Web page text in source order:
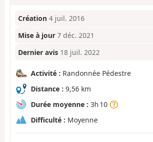
Création 4 juil. 2016
Mise à jour 7 déc. 2021
Dernier avis 18 juil. 2022
Activité : Randonnée Pédestre
Distance : 9,56 km
Durée moyenne : 3h 10
Difficulté : Moyenne